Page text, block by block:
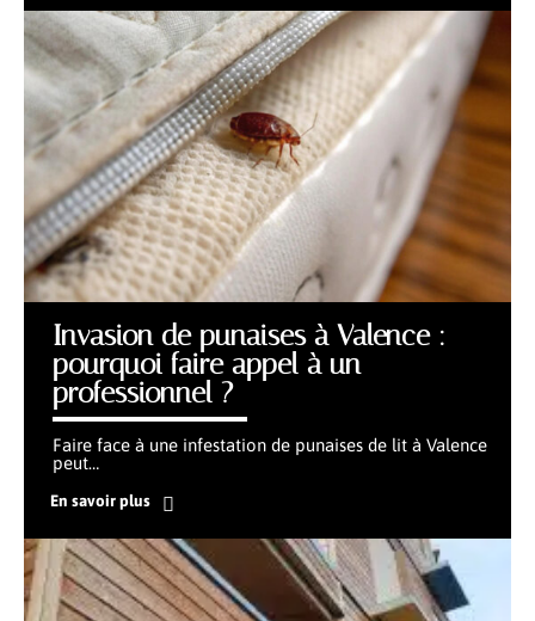
Invasion de punaises à Valence :
pourquoi faire appel à un
professionnel ?
Faire face à une infestation de punaises de lit à Valence
peut…
En savoir plus